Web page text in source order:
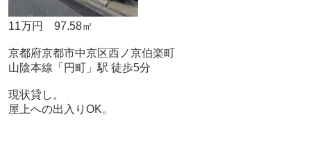
11万円 97.58㎡
京都府京都市中京区西ノ京伯楽町
山陰本線「円町」駅 徒歩5分
現状貸し。
屋上への出入りOK。